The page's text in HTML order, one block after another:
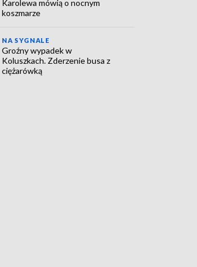
Karolewa mówią o nocnym
koszmarze
NA SYGNALE
Groźny wypadek w
Koluszkach. Zderzenie busa z
ciężarówką